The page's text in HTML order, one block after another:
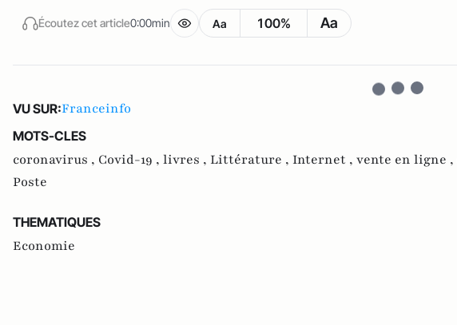
Écoutez cet article0:00min Aa 100% Aa
VU SUR:Franceinfo
MOTS-CLES
coronavirus , Covid-19 , livres , Littérature , Internet , vente en ligne ,
Poste
THEMATIQUES
Economie